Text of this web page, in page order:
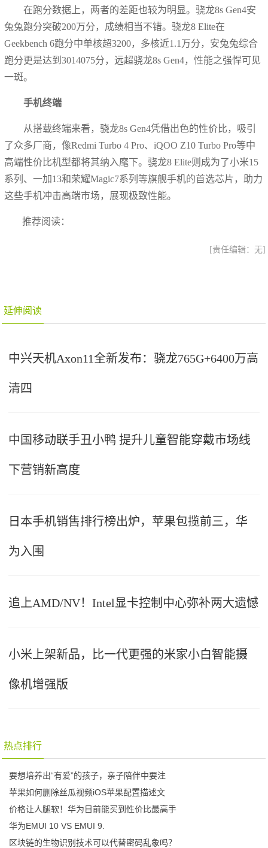
在跑分数据上，两者的差距也较为明显。骁龙8s Gen4安
兔兔跑分突破200万分，成绩相当不错。骁龙8 Elite在
Geekbench 6跑分中单核超3200，多核近1.1万分，安兔兔综合
跑分更是达到3014075分，远超骁龙8s Gen4，性能之强悍可见
一斑。
手机终端
从搭载终端来看，骁龙8s Gen4凭借出色的性价比，吸引
了众多厂商，像Redmi Turbo 4 Pro、iQOO Z10 Turbo Pro等中
高端性价比机型都将其纳入麾下。骁龙8 Elite则成为了小米15
系列、一加13和荣耀Magic7系列等旗舰手机的首选芯片，助力
这些手机冲击高端市场，展现极致性能。
推荐阅读：
[责任编辑：无]
延伸阅读
中兴天机Axon11全新发布：骁龙765G+6400万高
清四
中国移动联手丑小鸭 提升儿童智能穿戴市场线
下营销新高度
日本手机销售排行榜出炉，苹果包揽前三，华
为入围
追上AMD/NV！Intel显卡控制中心弥补两大遗憾
小米上架新品，比一代更强的米家小白智能摄
像机增强版
热点排行
要想培养出“有爱”的孩子，亲子陪伴中要注
苹果如何删除丝瓜视频iOS苹果配置描述文
价格让人腿软！华为目前能买到性价比最高手
华为EMUI 10 VS EMUI 9.
区块链的生物识别技术可以代替密码乱象吗？